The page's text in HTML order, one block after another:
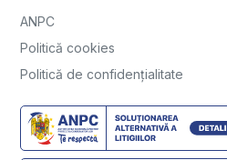
ANPC
Politică cookies
Politică de confidențialitate